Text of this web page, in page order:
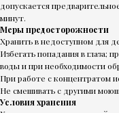
допускается
минут.
Меры предосторожности
Хранить в недоступном для
Избегать попадания в глаза;
воды и при необходимости
При работе с концентратом
Не смешивать с другими
Условия хранения